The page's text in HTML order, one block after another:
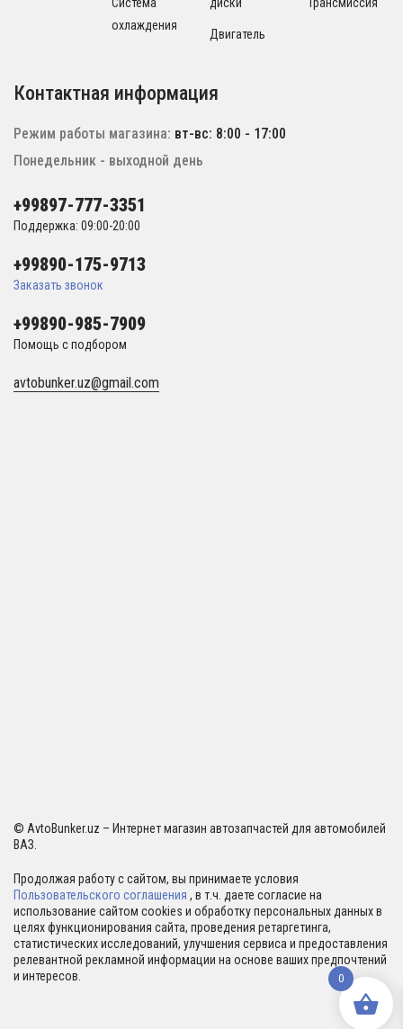
Система
охлаждения
диски
Двигатель
Трансмиссия
Контактная информация
Режим работы магазина: вт-вс: 8:00 - 17:00
Понедельник - выходной день
+99897-777-3351
Поддержка: 09:00-20:00
+99890-175-9713
Заказать звонок
+99890-985-7909
Помощь с подбором
avtobunker.uz@gmail.com
© AvtoBunker.uz – Интернет магазин автозапчастей для автомобилей
ВАЗ.
Продолжая работу с сайтом, вы принимаете условия
Пользовательского соглашения , в т.ч. даете согласие на
использование сайтом cookies и обработку персональных данных в
целях функционирования сайта, проведения ретаргетинга,
статистических исследований, улучшения сервиса и предоставления
релевантной рекламной информации на основе ваших предпочтений
и интересов.
0